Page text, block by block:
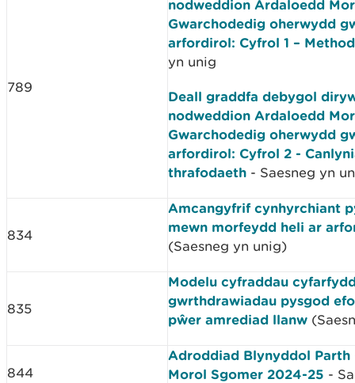
789
nodweddion Ardaloedd
Gwarchodedig oherwydd
arfordirol: Cyfrol 1 –
yn unig
Deall graddfa debygol
nodweddion Ardaloedd
Gwarchodedig oherwydd
arfordirol: Cyfrol 2 -
thrafodaeth - Saesneg yn
834
Amcangyfrif cynhyrchiant
mewn morfeydd heli ar
(Saesneg yn unig)
835
Modelu cyfraddau
gwrthdrawiadau pysgod
pŵer amrediad llanw
844
Adroddiad Blynyddol Parth
Morol Sgomer 2024-25 -